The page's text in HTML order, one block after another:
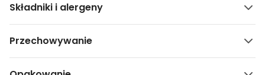
Składniki i alergeny
Przechowywanie